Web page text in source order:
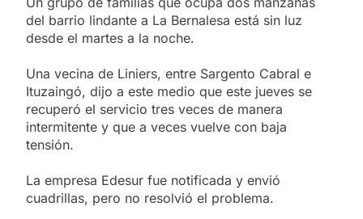
del barrio lindante a La Bernalesa está sin luz
desde el martes a la noche.
Una vecina de Liniers, entre Sargento Cabral e
Ituzaingó, dijo a este medio que este jueves se
recuperó el servicio tres veces de manera
intermitente y que a veces vuelve con baja
tensión.
La empresa Edesur fue notificada y envió
cuadrillas, pero no resolvió el problema.